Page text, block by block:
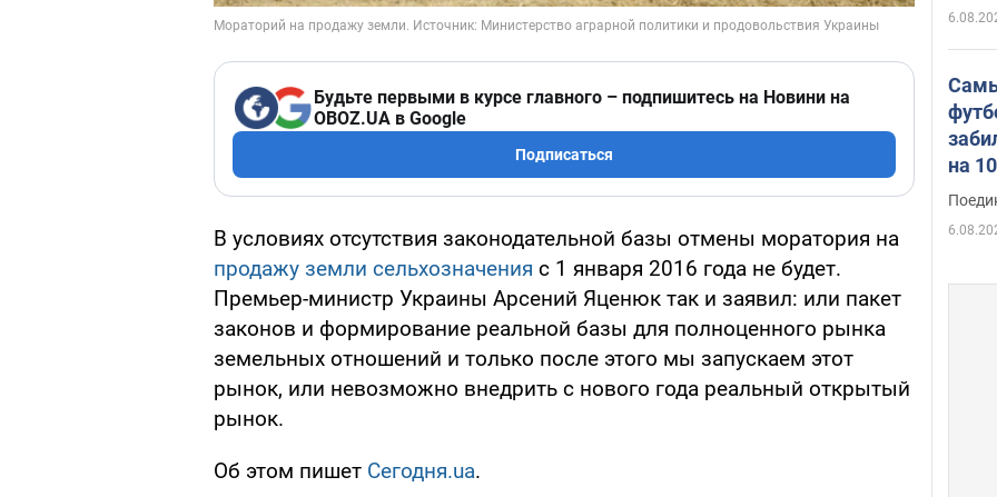
Будьте первыми в курсе главного – подпишитесь на Новини на
OBOZ.UA в Google
Подписаться
В условиях отсутствия законодательной базы отмены моратория на
продажу земли сельхозначения с 1 января 2016 года не будет.
Премьер-министр Украины Арсений Яценюк так и заявил: или пакет
законов и формирование реальной базы для полноценного рынка
земельных отношений и только после этого мы запускаем этот
рынок, или невозможно внедрить с нового года реальный открытый
рынок.
Об этом пишет Сегодня.ua.
на